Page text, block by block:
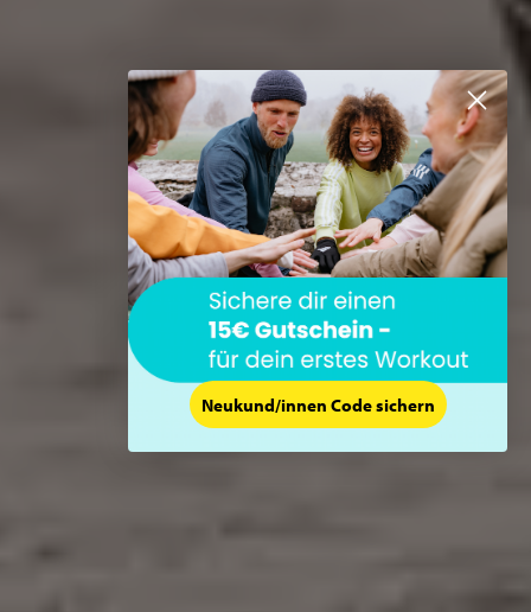
Neukund/innen Code sichern